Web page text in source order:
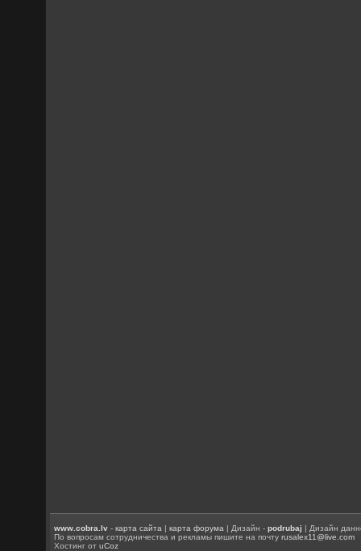
www.cobra.lv -карта сайта |карта форума | Дизайн -podrubaj | Дизайн
По вопросам сотрудничества и рекламы пишите на почтуrusalex11@live.com
Хостинг отuCoz